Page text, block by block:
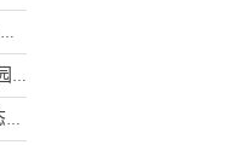
云南永平姬松茸“土壤”助农增收 在家门口务工实现稳步增收
宣威打造2.5万亩现代田园综合体 推动产业园区农业转型升级
东川区李子沟村一盘棋联动谋发展 其中生态采摘园获利3.5万元